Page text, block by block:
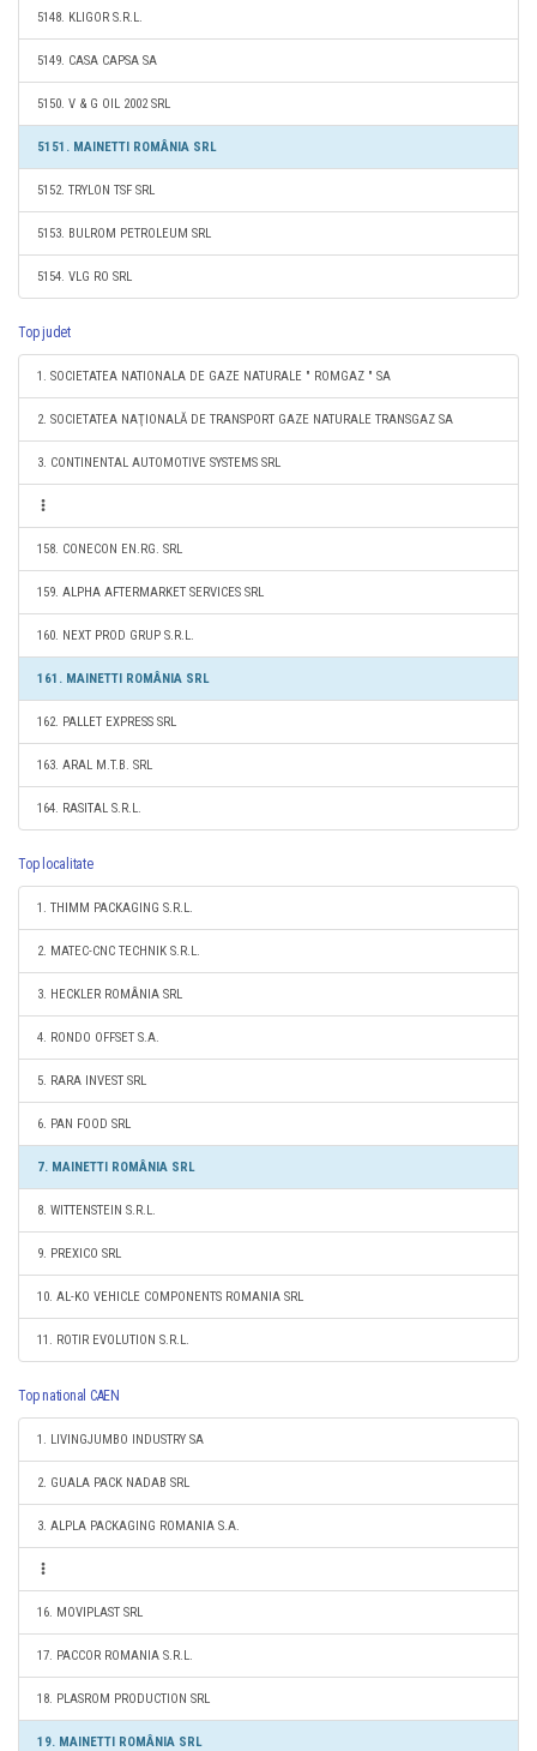
5148. KLIGOR S.R.L.
5149. CASA CAPSA SA
5150. V & G OIL 2002 SRL
5151. MAINETTI ROMÂNIA SRL
5152. TRYLON TSF SRL
5153. BULROM PETROLEUM SRL
5154. VLG RO SRL
Top judet
1. SOCIETATEA NATIONALA DE GAZE NATURALE " ROMGAZ " SA
2. SOCIETATEA NAŢIONALĂ DE TRANSPORT GAZE NATURALE TRANSGAZ SA
3. CONTINENTAL AUTOMOTIVE SYSTEMS SRL
158. CONECON EN.RG. SRL
159. ALPHA AFTERMARKET SERVICES SRL
160. NEXT PROD GRUP S.R.L.
161. MAINETTI ROMÂNIA SRL
162. PALLET EXPRESS SRL
163. ARAL M.T.B. SRL
164. RASITAL S.R.L.
Top localitate
1. THIMM PACKAGING S.R.L.
2. MATEC-CNC TECHNIK S.R.L.
3. HECKLER ROMÂNIA SRL
4. RONDO OFFSET S.A.
5. RARA INVEST SRL
6. PAN FOOD SRL
7. MAINETTI ROMÂNIA SRL
8. WITTENSTEIN S.R.L.
9. PREXICO SRL
10. AL-KO VEHICLE COMPONENTS ROMANIA SRL
11. ROTIR EVOLUTION S.R.L.
Top national CAEN
1. LIVINGJUMBO INDUSTRY SA
2. GUALA PACK NADAB SRL
3. ALPLA PACKAGING ROMANIA S.A.
16. MOVIPLAST SRL
17. PACCOR ROMANIA S.R.L.
18. PLASROM PRODUCTION SRL
19. MAINETTI ROMÂNIA SRL